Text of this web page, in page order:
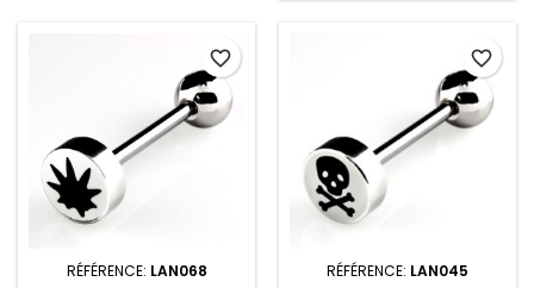
RÉFÉRENCE: LAN068
favorite_border
RÉFÉRENCE: LAN045
favorite_border